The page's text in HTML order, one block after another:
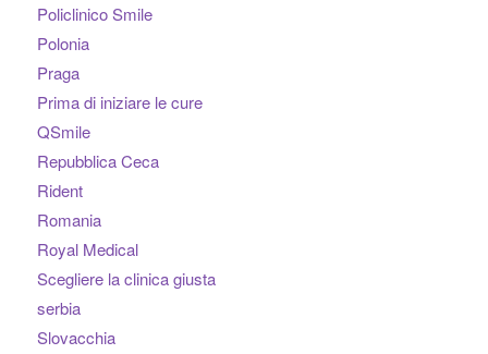
Policlinico Smile
Polonia
Praga
Prima di iniziare le cure
QSmile
Repubblica Ceca
Rident
Romania
Royal Medical
Scegliere la clinica giusta
serbia
Slovacchia